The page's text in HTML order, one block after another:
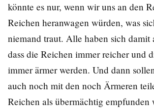
könnte es nur, wenn wir uns an den
Reichen heranwagen würden, was
niemand traut. Alle haben sich damit
dass die Reichen immer reicher und
immer ärmer werden. Und dann
auch noch mit den noch Ärmeren
Reichen als übermächtig empfunden